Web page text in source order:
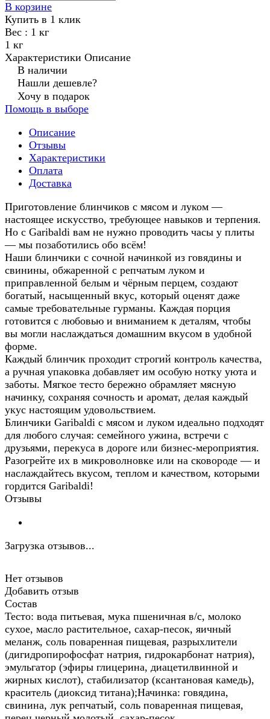
В корзине
Купить в 1 клик
Вес : 1 кг
1 кг
Характеристики Описание
В наличии
Нашли дешевле?
Хочу в подарок
Помощь в выборе
Описание
Отзывы
Характеристики
Оплата
Доставка
Приготовление блинчиков с мясом и луком —
настоящее искусство, требующее навыков и терпения.
Но с Garibaldi вам не нужно проводить часы у плиты
— мы позаботились обо всём!
Наши блинчики с сочной начинкой из говядины и
свинины, обжаренной с репчатым луком и
приправленной белым и чёрным перцем, создают
богатый, насыщенный вкус, который оценят даже
самые требовательные гурманы. Каждая порция
готовится с любовью и вниманием к деталям, чтобы
вы могли наслаждаться домашним вкусом в удобной
форме.
Каждый блинчик проходит строгий контроль качества,
а ручная упаковка добавляет им особую нотку уюта и
заботы. Мягкое тесто бережно обрамляет мясную
начинку, сохраняя сочность и аромат, делая каждый
укус настоящим удовольствием.
Блинчики Garibaldi с мясом и луком идеально подходят
для любого случая: семейного ужина, встречи с
друзьями, перекуса в дороге или бизнес-мероприятия.
Разогрейте их в микроволновке или на сковороде — и
наслаждайтесь вкусом, теплом и качеством, которыми
гордится Garibaldi!
Отзывы
Загрузка отзывов...
Нет отзывов
Добавить отзыв
Состав
Тесто: вода питьевая, мука пшеничная в/с, молоко
сухое, масло растительное, сахар-песок, яичный
меланж, соль поваренная пищевая, разрыхлители
(дигидропирофосфат натрия, гидрокарбонат натрия),
эмульгатор (эфиры глицерина, диацетилвинной и
жирных кислот), стабилизатор (ксантановая камедь),
краситель (диоксид титана);Начинка: говядина,
свинина, лук репчатый, соль поваренная пищевая,